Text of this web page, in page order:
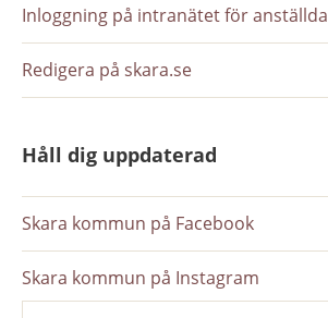
Inloggning på intranätet för anställda
Redigera på skara.se
Håll dig uppdaterad
Skara kommun på Facebook
Skara kommun på Instagram